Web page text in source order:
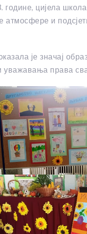
године, цијела
и
је значај
права